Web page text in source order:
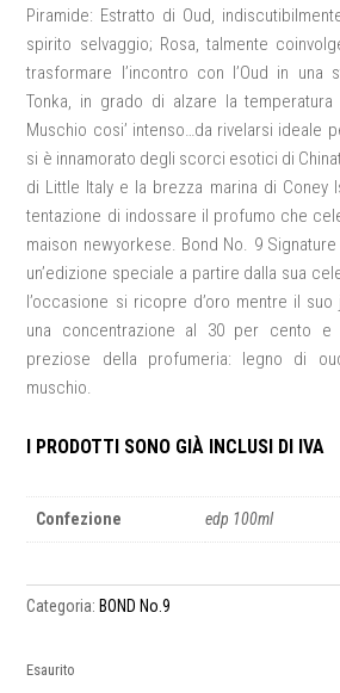
Piramide: Estratto di Oud,
spirito selvaggio; Rosa, talmente
trasformare l’incontro con l’Oud in una
Tonka, in grado di alzare la
Muschio cosi’ intenso…da rivelarsi ideale
si è innamorato degli scorci esotici di
di Little Italy e la brezza marina di Coney
tentazione di indossare il profumo che
maison newyorkese. Bond No. 9
un’edizione speciale a partire dalla sua
l’occasione si ricopre d’oro mentre il
una concentrazione al 30 per cento
preziose della profumeria: legno di
muschio.
I PRODOTTI SONO GIÀ INCLUSI DI IVA
Confezione edp 100ml
Categoria: BOND No.9
Esaurito